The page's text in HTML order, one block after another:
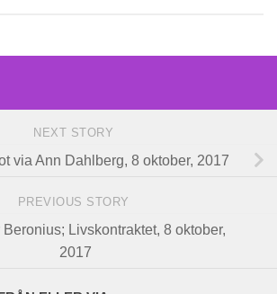
NEXT STORY
via Ann Dahlberg, 8 oktober, 2017
PREVIOUS STORY
Livskontraktet, 8 oktober,
2017